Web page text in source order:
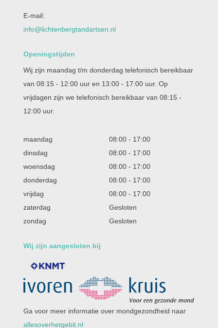
E-mail:
info@lichtenbergtandartsen.nl
Openingstijden
Wij zijn maandag t/m donderdag telefonisch bereikbaar
van 08:15 - 12:00 uur en 13:00 - 17:00 uur. Op
vrijdagen zijn we telefonisch bereikbaar van 08:15 -
12:00 uur.
maandag 08:00 - 17:00
dinsdag
08:00 - 17:00
woensdag
08:00 - 17:00
donderdag
08:00 - 17:00
vrijdag
08:00 - 17:00
zaterdag
Gesloten
zondag
Gesloten
Wij zijn aangesloten bij
Ga voor meer informatie over mondgezondheid naar
allesoverhetgebit.nl